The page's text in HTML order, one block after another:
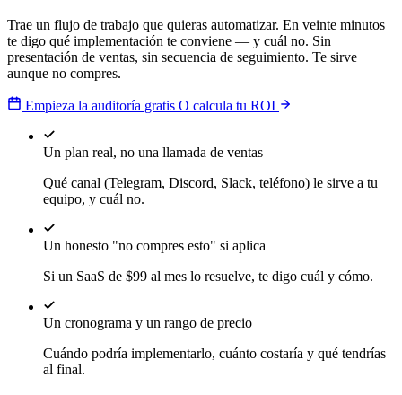
Trae un flujo de trabajo que quieras automatizar. En veinte minutos
te digo qué implementación te conviene — y cuál no. Sin
presentación de ventas, sin secuencia de seguimiento. Te sirve
aunque no compres.
Empieza la auditoría gratis O calcula tu ROI
Un plan real, no una llamada de ventas
Qué canal (Telegram, Discord, Slack, teléfono) le sirve a tu
equipo, y cuál no.
Un honesto "no compres esto" si aplica
Si un SaaS de $99 al mes lo resuelve, te digo cuál y cómo.
Un cronograma y un rango de precio
Cuándo podría implementarlo, cuánto costaría y qué tendrías
al final.